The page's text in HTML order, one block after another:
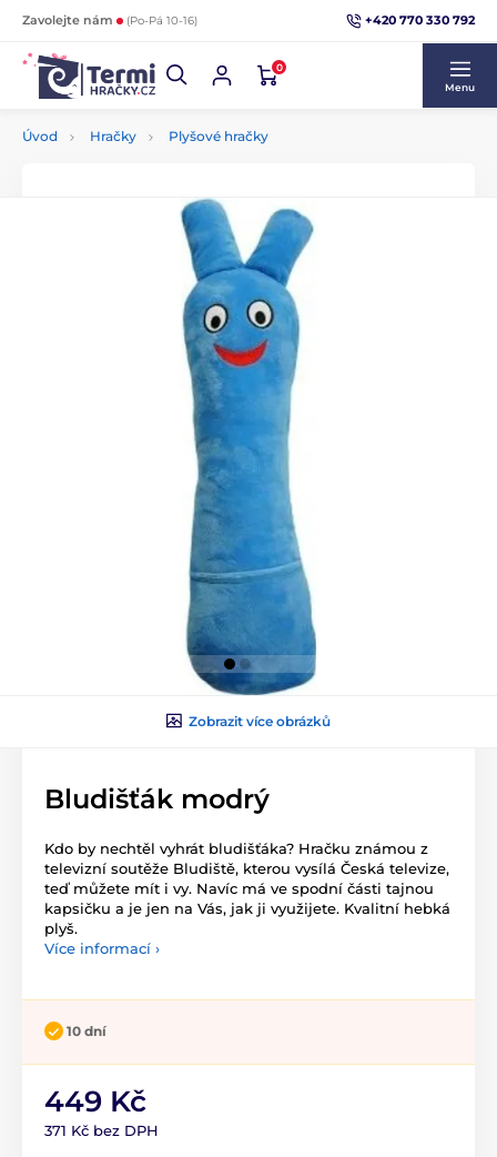
Zavolejte nám (Po-Pá 10-16) +420 770 330 792
0
Menu
Úvod Hračky Plyšové hračky
Zobrazit více obrázků
Bludišťák modrý
Kdo by nechtěl vyhrát bludišťáka? Hračku známou z
televizní soutěže Bludiště, kterou vysílá Česká televize,
teď můžete mít i vy. Navíc má ve spodní části tajnou
kapsičku a je jen na Vás, jak ji využijete. Kvalitní hebká
plyš.
Více informací ›
10 dní
449 Kč
371 Kč bez DPH